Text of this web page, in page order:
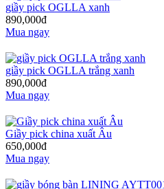
giầy pick OGLLA xanh
890,000đ
Mua ngay
giầy pick OGLLA trắng xanh
890,000đ
Mua ngay
Giầy pick china xuất Âu
650,000đ
Mua ngay